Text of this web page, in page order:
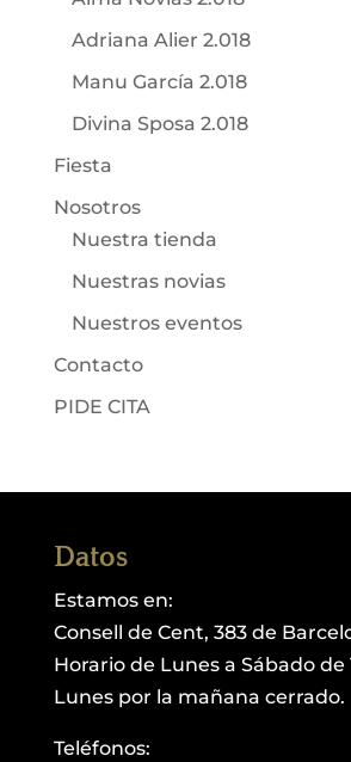
Adriana Alier 2.018
Manu García 2.018
Divina Sposa 2.018
Fiesta
Nosotros
Nuestra tienda
Nuestras novias
Nuestros eventos
Contacto
PIDE CITA
Datos
Estamos en:
Consell de Cent, 383 de
Horario de Lunes a Sábado de
Lunes por la mañana cerrado.
Teléfonos: